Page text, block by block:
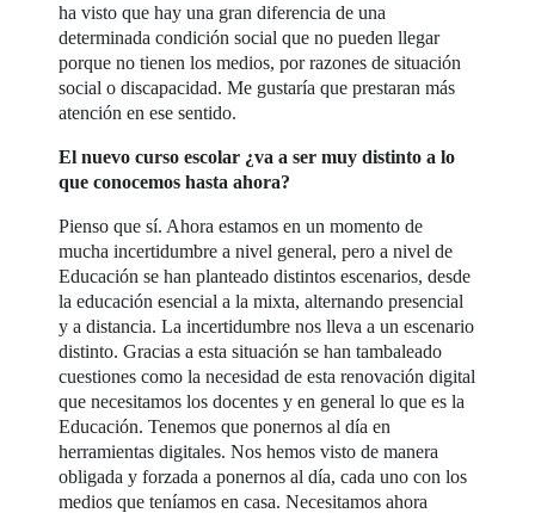
ha visto que hay una gran diferencia de una
determinada condición social que no pueden llegar
porque no tienen los medios, por razones de situación
social o discapacidad. Me gustaría que prestaran más
atención en ese sentido.
El nuevo curso escolar ¿va a ser muy distinto a lo
que conocemos hasta ahora?
Pienso que sí. Ahora estamos en un momento de
mucha incertidumbre a nivel general, pero a nivel de
Educación se han planteado distintos escenarios, desde
la educación esencial a la mixta, alternando presencial
y a distancia. La incertidumbre nos lleva a un escenario
distinto. Gracias a esta situación se han tambaleado
cuestiones como la necesidad de esta renovación digital
que necesitamos los docentes y en general lo que es la
Educación. Tenemos que ponernos al día en
herramientas digitales. Nos hemos visto de manera
obligada y forzada a ponernos al día, cada uno con los
medios que teníamos en casa. Necesitamos ahora